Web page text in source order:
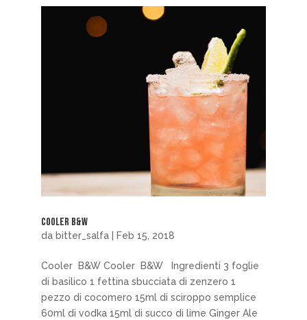
Cooler B&W
da bitter_salfa| Feb 15, 2018
Cooler B&W Cooler B&W Ingredienti 3 foglie
di basilico 1 fettina sbucciata di zenzero 1
pezzo di cocomero 15ml di sciroppo semplice
60ml di vodka 15ml di succo di lime Ginger Ale